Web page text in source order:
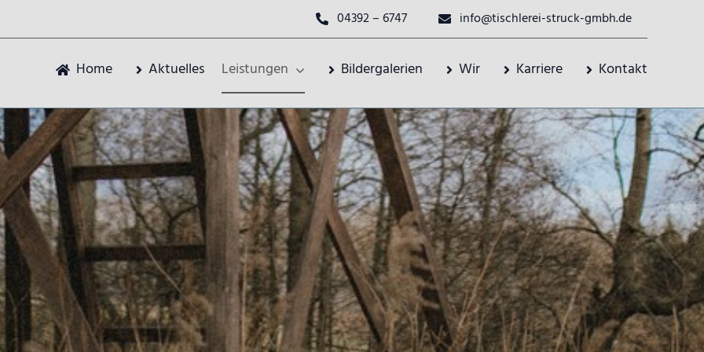
04392 – 6747 info@tischlerei-struck-gmbh.de
Home Aktuelles Leistungen Bildergalerien Wir Karriere Kontakt